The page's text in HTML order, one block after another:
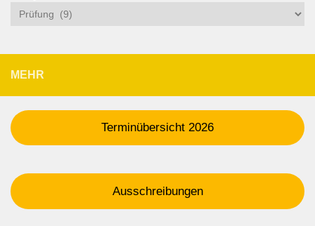
MEHR
Terminübersicht 2026
Ausschreibungen